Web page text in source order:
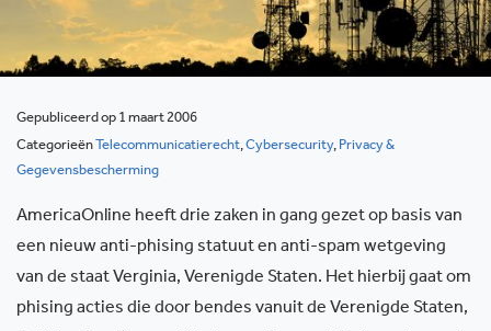
Gepubliceerd op 1 maart 2006
Categorieën Telecommunicatierecht,Cybersecurity, Privacy &
Gegevensbescherming
AmericaOnline heeft drie zaken in gang gezet op basis van
een nieuw anti-phising statuut en anti-spam wetgeving
van de staat Verginia, Verenigde Staten. Het hierbij gaat om
phising acties die door bendes vanuit de Verenigde Staten,